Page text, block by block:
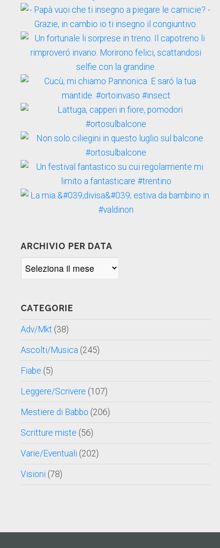
ARCHIVIO PER DATA
Archivio
CATEGORIE
Adv/Mkt (38)
Ascolti/Musica (245)
Fiabe (5)
Leggere/Scrivere (107)
Mestiere di Babbo (206)
Scritture miste (56)
Varie/Eventuali (202)
Visioni (78)